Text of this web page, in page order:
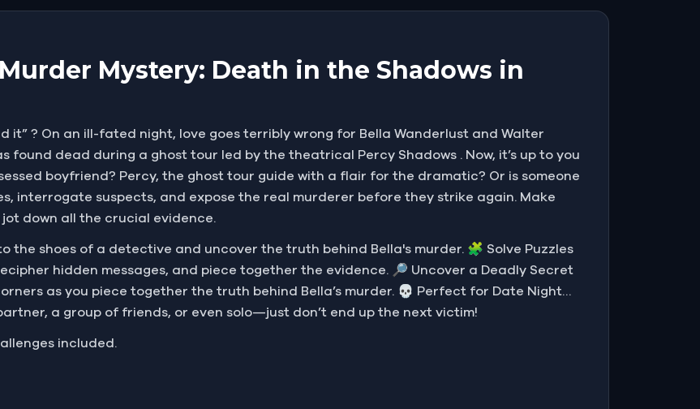
Mystery: Death in the Shadows in
it” ? On an ill-fated night, love goes terribly wrong for Bella Wanderlust and Walter
found dead during a ghost tour led by the theatrical Percy Shadows . Now, it’s up to you
boyfriend? Percy, the ghost tour guide with a flair for the dramatic? Or is someone
interrogate suspects, and expose the real murderer before they strike again. Make
down all the crucial evidence.
the shoes of a detective and uncover the truth behind Bella's murder. 🧩 Solve Puzzles
hidden messages, and piece together the evidence. 🔎 Uncover a Deadly Secret
as you piece together the truth behind Bella’s murder. 💀 Perfect for Date Night…
a group of friends, or even solo—just don’t end up the next victim!
included.